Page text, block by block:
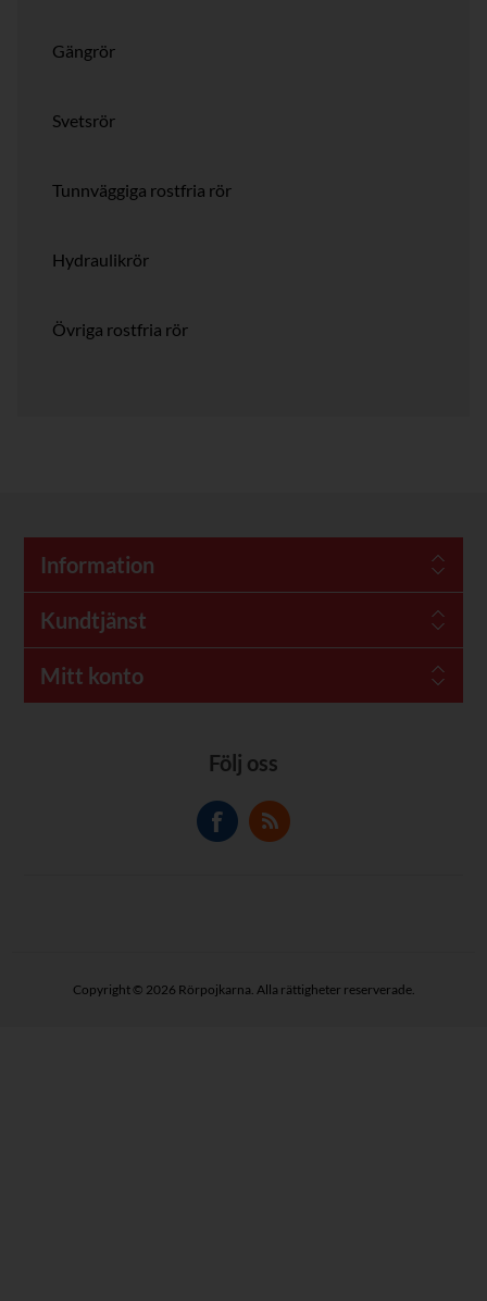
Gängrör
Svetsrör
Tunnväggiga rostfria rör
Hydraulikrör
Övriga rostfria rör
Information
Kundtjänst
Mitt konto
Följ oss
Copyright © 2026 Rörpojkarna. Alla rättigheter reserverade.